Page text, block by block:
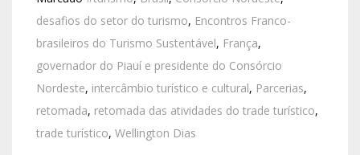
desafios do setor do turismo, Encontros Franco-
brasileiros do Turismo Sustentável, França,
governador do Piauí e presidente do Consórcio
Nordeste, intercâmbio turístico e cultural, Parcerias,
retomada, retomada das atividades do trade turístico,
trade turístico, Wellington Dias